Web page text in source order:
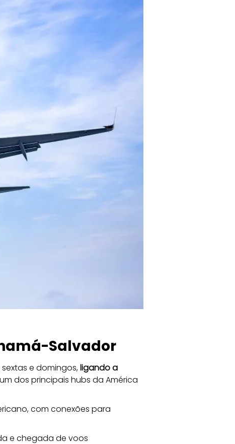
Salvador
e domingos, ligando a
dos principais hubs da América
com conexões para
e chegada de voos